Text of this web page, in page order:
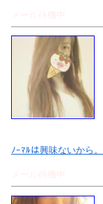
ﾉｰﾏﾙは興味ないから。